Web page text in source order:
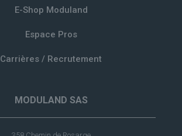
E-Shop Moduland
Espace Pros
Carrières / Recrutement
MODULAND SAS